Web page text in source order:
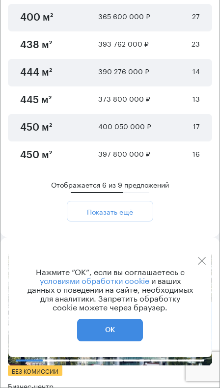
400 м² 365 600 000 ₽ 27
438 м² 393 762 000 ₽ 23
444 м² 390 276 000 ₽ 14
445 м² 373 800 000 ₽ 13
450 м² 400 050 000 ₽ 17
450 м² 397 800 000 ₽ 16
Отображается 6 из 9 предложений
Показать ещё
БЕЗ КОМИССИИ
Бизнес-центр
Нажмите “ОК”, если вы соглашаетесь с
условиями обработки cookieи ваших
данных о поведении на сайте, необходимых
для аналитики. Запретить обработку
cookie можете через браузер.
ОК